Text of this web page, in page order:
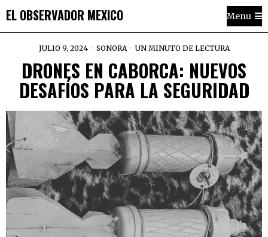
EL OBSERVADOR MEXICO Menu
JULIO 9, 2024 SONORA UN MINUTO DE LECTURA
DRONES EN CABORCA: NUEVOS
DESAFÍOS PARA LA SEGURIDAD